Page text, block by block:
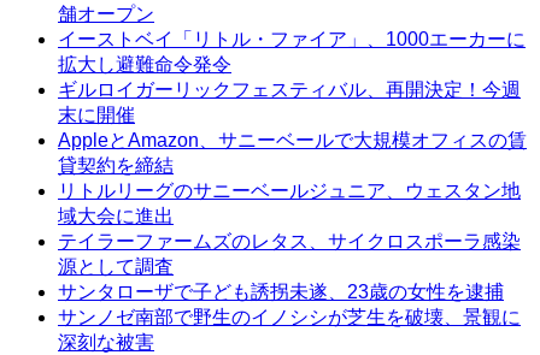
舗オープン
イーストベイ「リトル・ファイア」、1000エーカーに
拡大し避難命令発令
ギルロイガーリックフェスティバル、再開決定！今週
末に開催
AppleとAmazon、サニーベールで大規模オフィスの賃
貸契約を締結
リトルリーグのサニーベールジュニア、ウェスタン地
域大会に進出
テイラーファームズのレタス、サイクロスポーラ感染
源として調査
サンタローザで子ども誘拐未遂、23歳の女性を逮捕
サンノゼ南部で野生のイノシシが芝生を破壊、景観に
深刻な被害